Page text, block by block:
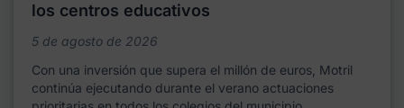
los centros educativos
5 de agosto de 2026
Con una inversión que supera el millón de euros, Motril
continúa ejecutando durante el verano actuaciones